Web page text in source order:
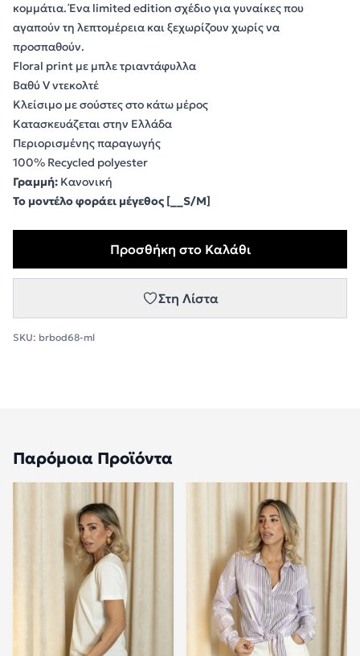
κομμάτια. Ένα limited edition σχέδιο για γυναίκες που
αγαπούν τη λεπτομέρεια και ξεχωρίζουν χωρίς να
προσπαθούν.
Floral print με μπλε τριαντάφυλλα
Βαθύ V ντεκολτέ
Κλείσιμο με σούστες στο κάτω μέρος
Κατασκευάζεται στην Ελλάδα
Περιορισμένης παραγωγής
100% Recycled polyester
Γραμμή: Κανονική
Το μοντέλο φοράει μέγεθος [__S/M]
Προσθήκη στο Καλάθι
Στη Λίστα
SKU: brbod68-ml
Παρόμοια Προϊόντα